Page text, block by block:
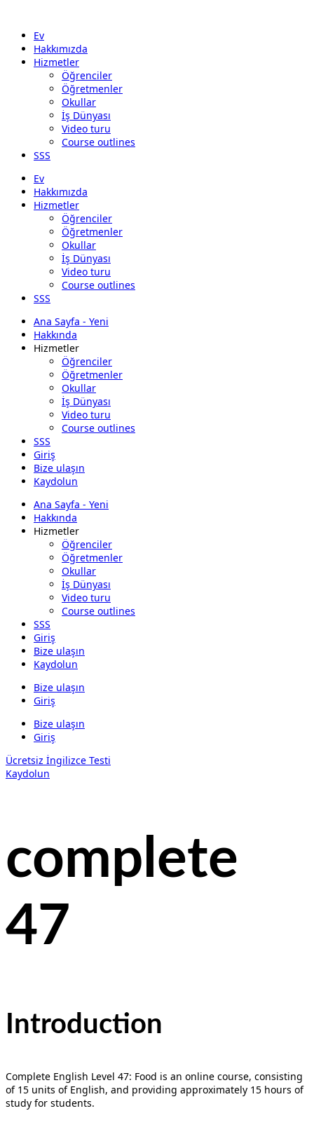
Ev
Hakkımızda
Hizmetler
Öğrenciler
Öğretmenler
Okullar
İş Dünyası
Video turu
Course outlines
SSS
Ev
Hakkımızda
Hizmetler
Öğrenciler
Öğretmenler
Okullar
İş Dünyası
Video turu
Course outlines
SSS
Ana Sayfa - Yeni
Hakkında
Hizmetler
Öğrenciler
Öğretmenler
Okullar
İş Dünyası
Video turu
Course outlines
SSS
Giriş
Bize ulaşın
Kaydolun
Ana Sayfa - Yeni
Hakkında
Hizmetler
Öğrenciler
Öğretmenler
Okullar
İş Dünyası
Video turu
Course outlines
SSS
Giriş
Bize ulaşın
Kaydolun
Bize ulaşın
Giriş
Bize ulaşın
Giriş
Ücretsiz İngilizce Testi
Kaydolun
complete
47
Introduction
Complete English Level 47: Food is an online course, consisting
of 15 units of English, and providing approximately 15 hours of
study for students.